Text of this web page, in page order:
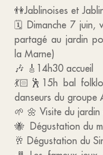
👫Jablinoises et
🗓️ Dimanche 7 juin,
partagé au jardin
la Marne)
🎶 🎸14h30 accueil
💃🏻🕺15h bal
danseurs du groupe
🌱 🌼 Visite du jardin
🐝 Dégustation du
🥂 Dégustation du